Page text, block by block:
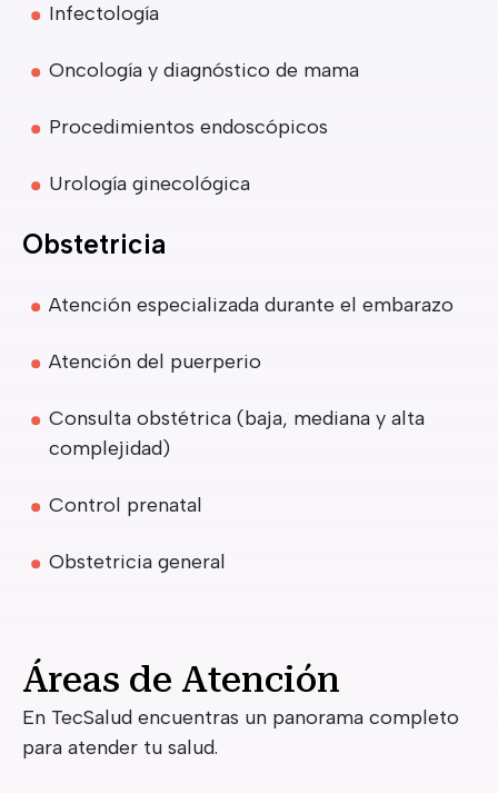
Infectología
Oncología y diagnóstico de mama
Procedimientos endoscópicos
Urología ginecológica
Obstetricia
Atención especializada durante el embarazo
Atención del puerperio
Consulta obstétrica (baja, mediana y alta
complejidad)
Control prenatal
Obstetricia general
Áreas de Atención
En TecSalud encuentras un panorama completo
para atender tu salud.